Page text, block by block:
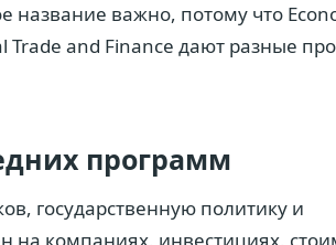
важно, потому что
and Finance дают разные
программ
государственную политику и